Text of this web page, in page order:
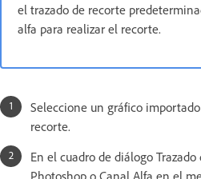
el trazado de recorte
alfa para realizar el recorte.
Seleccione un gráfico
recorte.
En el cuadro de diálogo
Photoshop o Canal Alfa en el